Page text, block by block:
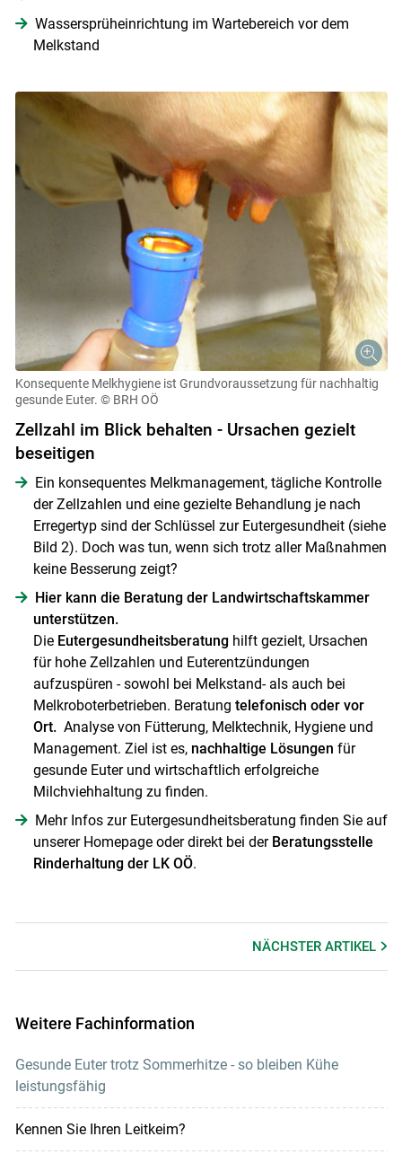
Wassersprüheinrichtung im Wartebereich vor dem
Melkstand
Konsequente Melkhygiene ist Grundvoraussetzung für nachhaltig
gesunde Euter. © BRH OÖ
Zellzahl im Blick behalten - Ursachen gezielt
beseitigen
Ein konsequentes Melkmanagement, tägliche Kontrolle
der Zellzahlen und eine gezielte Behandlung je nach
Erregertyp sind der Schlüssel zur Eutergesundheit (siehe
Bild 2). Doch was tun, wenn sich trotz aller Maßnahmen
keine Besserung zeigt?
Hier kann die Beratung der Landwirtschaftskammer
unterstützen.
Die Eutergesundheitsberatunghilft gezielt, Ursachen
für hohe Zellzahlen und Euterentzündungen
aufzuspüren - sowohl bei Melkstand- als auch bei
Melkroboterbetrieben. Beratung telefonisch oder vor
Ort. Analyse von Fütterung, Melktechnik, Hygiene und
Management. Ziel ist es, nachhaltige Lösungen für
gesunde Euter und wirtschaftlich erfolgreiche
Milchviehhaltung zu finden.
Mehr Infos zur Eutergesundheitsberatung finden Sie auf
unserer Homepage oder direkt bei der Beratungsstelle
Rinderhaltung der LK OÖ.
NÄCHSTERARTIKEL
Weitere Fachinformation
Gesunde Euter trotz Sommerhitze - so bleiben Kühe
leistungsfähig
Kennen Sie Ihren Leitkeim?